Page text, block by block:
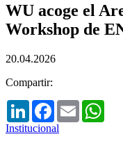
WU acoge el
Workshop de
20.04.2026
Compartir:
LinkedInFacebook
Email
Institucional